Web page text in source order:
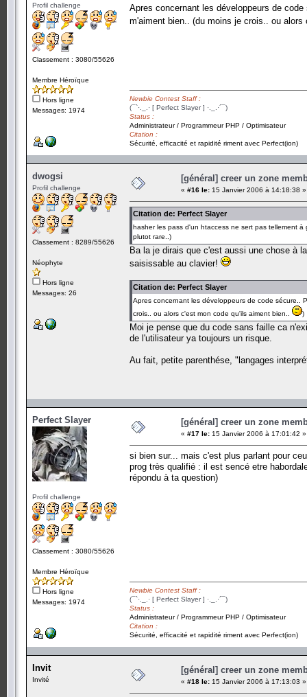
Profil challenge
Classement : 3080/55626
Membre Héroïque
Hors ligne
Messages: 1974
Apres concernant les développeurs de
m'aiment bien.. (du moins je crois.. ou
Newbie Contest Staff :
(¯`·._.· [ Perfect Slayer ] ·._.·´¯)
Status :
Administrateur / Programmeur PHP / Optimisateur
Citation :
Sécurité, efficacité et rapidité riment avec Perfect(ion)
dwogsi
Profil challenge
Classement : 8289/55626
Néophyte
Hors ligne
Messages: 26
[général] creer un zone
« #16 le: 15 Janvier 2006 à 14:18:38 »
Citation de: Perfect Slayer
hasher les pass d'un htaccess ne sert pas tellement
plutot rare..)
Ba la je dirais que c'est aussi une chose à
saisissable au clavier!
Citation de: Perfect Slayer
Apres concernant les développeurs de code sécure..
crois.. ou alors c'est mon code qu'ils aiment bien..
)
Moi je pense que du code sans faille ca
de l'utilisateur ya toujours un risque.
Au fait, petite parenthése, "langages
Perfect Slayer
Profil challenge
Classement : 3080/55626
Membre Héroïque
Hors ligne
Messages: 1974
[général] creer un zone
« #17 le: 15 Janvier 2006 à 17:01:42 »
si bien sur... mais c'est plus parlant pour
prog très qualifié : il est sencé etre
répondu à ta question)
Newbie Contest Staff :
(¯`·._.· [ Perfect Slayer ] ·._.·´¯)
Status :
Administrateur / Programmeur PHP / Optimisateur
Citation :
Sécurité, efficacité et rapidité riment avec Perfect(ion)
Invit
Invité
[général] creer un zone
« #18 le: 15 Janvier 2006 à 17:13:03 »